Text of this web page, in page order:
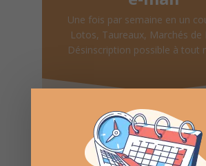
Une fois par semaine en un
Lotos, Taureaux, Marchés de
Désinscription possible à tout
Recevoir l'agenda
semaine